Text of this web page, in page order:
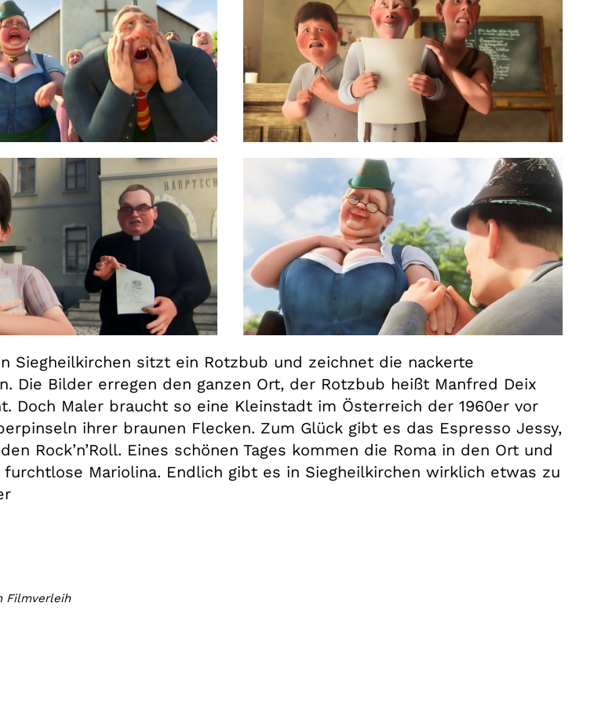
Siegheilkirchen sitzt ein Rotzbub und zeichnet die nackerte
Die Bilder erregen den ganzen Ort, der Rotzbub heißt Manfred Deix
Doch Maler braucht so eine Kleinstadt im Österreich der 1960er vor
ihrer braunen Flecken. Zum Glück gibt es das Espresso Jessy,
Rock’n’Roll. Eines schönen Tages kommen die Roma in den Ort und
Mariolina. Endlich gibt es in Siegheilkirchen wirklich etwas zu
Filmverleih